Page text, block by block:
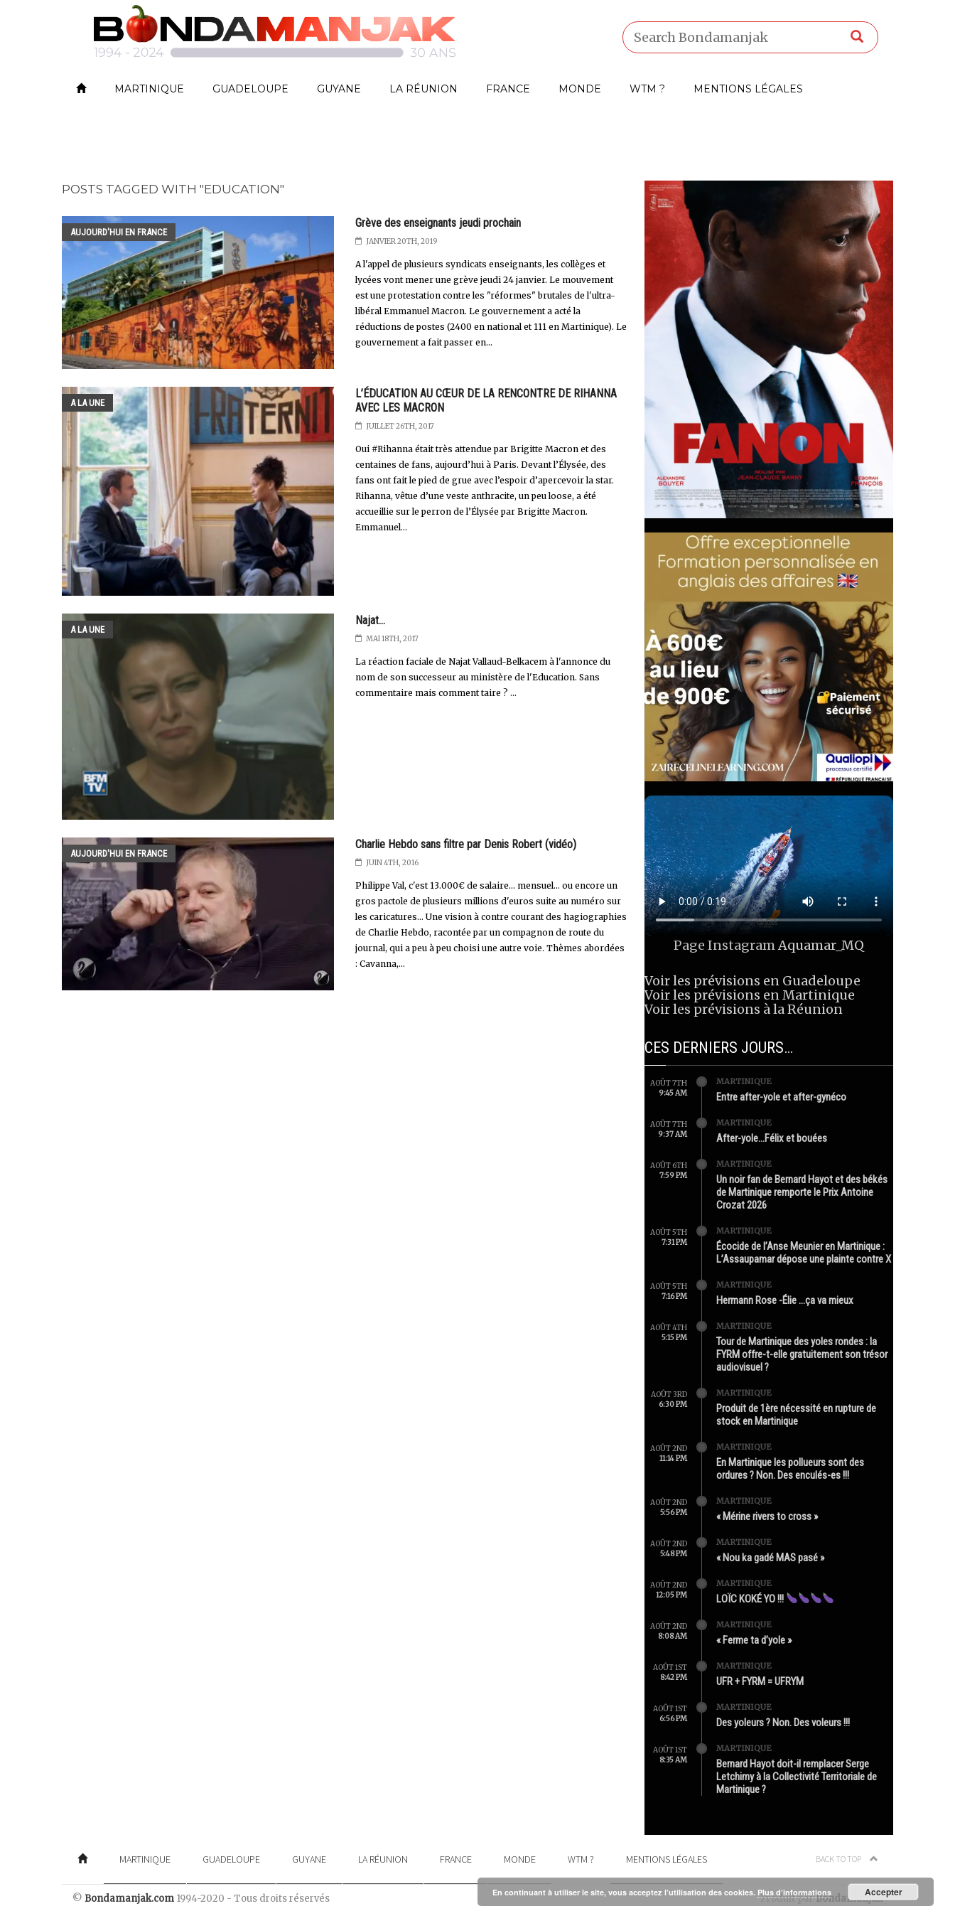
MARTINIQUE GUADELOUPE GUYANE LA RÉUNION FRANCE MONDE WTM ? MENTIONS LÉGALES
POSTS TAGGED WITH "EDUCATION"
AUJOURD'HUI EN FRANCE
Grève des enseignants jeudi prochain
JANVIER 20TH, 2019
A l'appel de plusieurs syndicats enseignants, les collèges et
lycées vont mener une grève jeudi 24 janvier. Le mouvement
est une protestation contre les "réformes" brutales de l'ultra-
libéral Emmanuel Macron. Le gouvernement a acté la
réductions de postes (2400 en national et 111 en Martinique). Le
gouvernement a fait passer en...
A LA UNE
L’ÉDUCATION AU CŒUR DE LA RENCONTRE DE RIHANNA
AVEC LES MACRON
JUILLET 26TH, 2017
Oui #Rihanna était très attendue par Brigitte Macron et des
centaines de fans, aujourd’hui à Paris. Devant l’Élysée, des
fans ont fait le pied de grue avec l’espoir d’apercevoir la star.
Rihanna, vêtue d’une veste anthracite, un peu loose, a été
accueillie sur le perron de l’Élysée par Brigitte Macron.
Emmanuel...
A LA UNE
Najat...
MAI 18TH, 2017
La réaction faciale de Najat Vallaud-Belkacem à l'annonce du
nom de son successeur au ministère de l'Education. Sans
commentaire mais comment taire ? ...
AUJOURD'HUI EN FRANCE
Charlie Hebdo sans filtre par Denis Robert (vidéo)
JUIN 4TH, 2016
Philippe Val, c'est 13.000€ de salaire... mensuel... ou encore un
gros pactole de plusieurs millions d'euros suite au numéro sur
les caricatures... Une vision à contre courant des hagiographies
de Charlie Hebdo, racontée par un compagnon de route du
journal, qui a peu à peu choisi une autre voie. Thèmes abordées
: Cavanna,...
Page InstagramAquamar_MQ
Voir les prévisions en Guadeloupe
Voir les prévisions en Martinique
Voir les prévisions à la Réunion
CES DERNIERS JOURS…
AOÛT 7TH
9:45 AM
MARTINIQUE
Entre after-yole et after-gynéco
AOÛT 7TH
9:37 AM
MARTINIQUE
After-yole…Félix et bouées
AOÛT 6TH
7:59 PM
MARTINIQUE
Un noir fan de Bernard Hayot et des békés
de Martinique remporte le Prix Antoine
Crozat 2026
AOÛT 5TH
7:31 PM
MARTINIQUE
Écocide de l’Anse Meunier en Martinique :
L’Assaupamar dépose une plainte contre X
AOÛT 5TH
7:16 PM
MARTINIQUE
Hermann Rose -Élie …ça va mieux
AOÛT 4TH
5:15 PM
MARTINIQUE
Tour de Martinique des yoles rondes : la
FYRM offre-t-elle gratuitement son trésor
audiovisuel ?
AOÛT 3RD
6:30 PM
MARTINIQUE
Produit de 1ère nécessité en rupture de
stock en Martinique
AOÛT 2ND
11:14 PM
MARTINIQUE
En Martinique les pollueurs sont des
ordures ? Non. Des enculés-es !!!
AOÛT 2ND
5:56 PM
MARTINIQUE
« Mérine rivers to cross »
AOÛT 2ND
5:48 PM
MARTINIQUE
« Nou ka gadé MAS pasé »
AOÛT 2ND
12:05 PM
MARTINIQUE
LOÏC KOKÉ YO !!!
AOÛT 2ND
8:08 AM
MARTINIQUE
« Ferme ta d’yole »
AOÛT 1ST
8:42 PM
MARTINIQUE
UFR + FYRM = UFRYM
AOÛT 1ST
6:56 PM
MARTINIQUE
Des yoleurs ? Non. Des voleurs !!!
AOÛT 1ST
8:35 AM
MARTINIQUE
Bernard Hayot doit-il remplacer Serge
Letchimy à la Collectivité Territoriale de
Martinique ?
MARTINIQUE GUADELOUPE GUYANE LA RÉUNION FRANCE MONDE WTM ? MENTIONS LÉGALES BACK TO TOP
© Bondamanjak.com 1994-2020 - Tous droits réservés Produit parBondamanjak
En continuant à utiliser le site, vous acceptez l’utilisation des cookies. Plus d’informations Accepter